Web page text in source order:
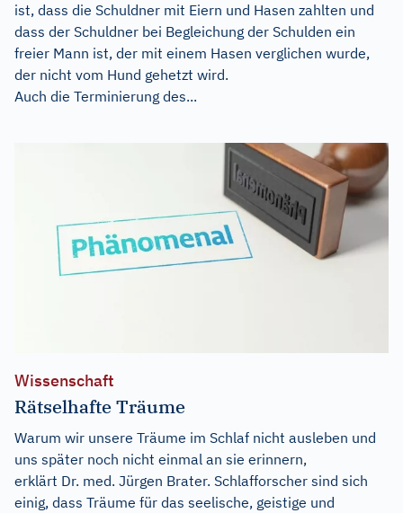
ist, dass die Schuldner mit Eiern und Hasen zahlten und
dass der Schuldner bei Begleichung der Schulden ein
freier Mann ist, der mit einem Hasen verglichen wurde,
der nicht vom Hund gehetzt wird.
Auch die Terminierung des...
Wissenschaft
Rätselhafte Träume
Warum wir unsere Träume im Schlaf nicht ausleben und
uns später noch nicht einmal an sie erinnern,
erklärt Dr. med. Jürgen Brater. Schlafforscher sind sich
einig, dass Träume für das seelische, geistige und